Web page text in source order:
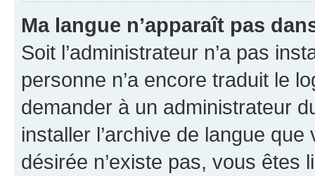
Ma langue n’apparaît pas
Soit l’administrateur n’a pas
personne n’a encore traduit le
demander à un administrateur
installer l’archive de langue
désirée n’existe pas, vous êtes